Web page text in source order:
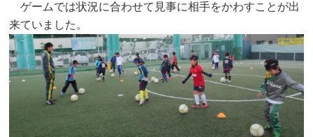
ゲームでは状況に合わせて見事に相手をかわすことが出
来ていました。